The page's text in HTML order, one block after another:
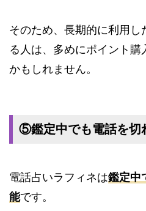
そのため、長期的に利用し
る人は、多めにポイント
かもしれません。
⑤鑑定中でも電話を切
電話占いラフィネは鑑定中
能です。